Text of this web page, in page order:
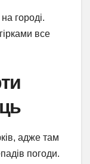
городі.
все
адже там
погоди.